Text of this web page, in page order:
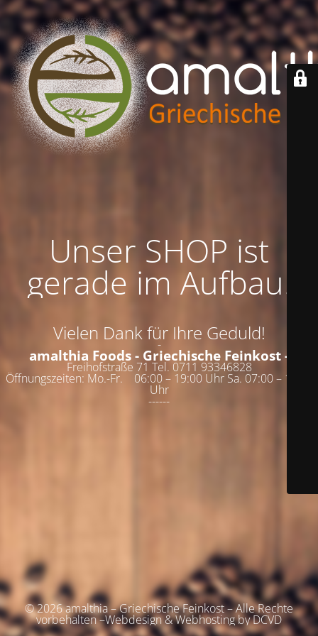
Unser SHOP ist
gerade im Aufbau!
Vielen Dank für Ihre Geduld!
-
amalthia Foods - Griechische Feinkost -
Freihofstraße 71 Tel. 0711 93346828
Öffnungszeiten: Mo.-Fr. 06:00 – 19:00 Uhr Sa. 07:00 – 19:00
Uhr
------
© 2026 amalthia – Griechische Feinkost – Alle Rechte
vorbehalten –Webdesign & Webhosting by DCVD